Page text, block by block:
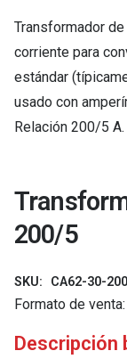
Transformador
corriente para
estándar
usado con
Relación 200/5 A.
200/5
SKU: CA62-30-
Formato de venta:
Descripción